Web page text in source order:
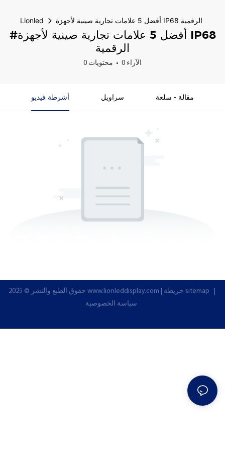
Lionled أفضل 5 علامات تجارية صينية لأجهزة IP68 الرقمية
#أفضل 5 علامات تجارية صينية لأجهزة IP68
الرقمية
0 محتويات 0 الآراء
أشرطة فيديو سراويل مقالة - سلعة
www.lionleddisplay.com خريطة sitemap